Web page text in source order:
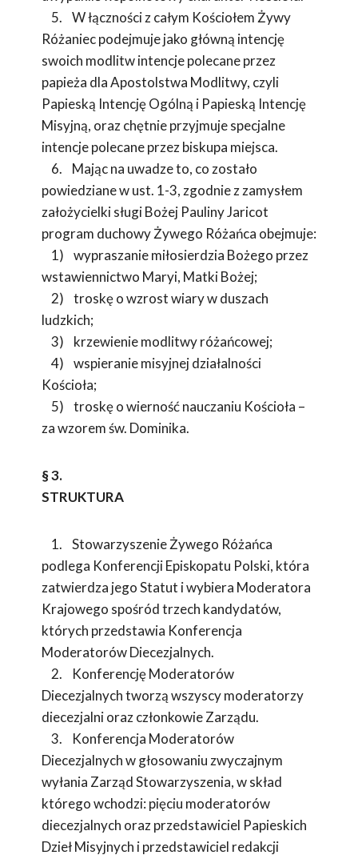
5. W łączności z całym Kościołem Żywy
Różaniec podejmuje jako główną intencję
swoich modlitw intencje polecane przez
papieża dla Apostolstwa Modlitwy, czyli
Papieską Intencję Ogólną i Papieską Intencję
Misyjną, oraz chętnie przyjmuje specjalne
intencje polecane przez biskupa miejsca.
6. Mając na uwadze to, co zostało
powiedziane w ust. 1-3, zgodnie z zamysłem
założycielki sługi Bożej Pauliny Jaricot
program duchowy Żywego Różańca obejmuje:
1) wypraszanie miłosierdzia Bożego przez
wstawiennictwo Maryi, Matki Bożej;
2) troskę o wzrost wiary w duszach
ludzkich;
3) krzewienie modlitwy różańcowej;
4) wspieranie misyjnej działalności
Kościoła;
5) troskę o wierność nauczaniu Kościoła –
za wzorem św. Dominika.
§ 3.
STRUKTURA
1. Stowarzyszenie Żywego Różańca
podlega Konferencji Episkopatu Polski, która
zatwierdza jego Statut i wybiera Moderatora
Krajowego spośród trzech kandydatów,
których przedstawia Konferencja
Moderatorów Diecezjalnych.
2. Konferencję Moderatorów
Diecezjalnych tworzą wszyscy moderatorzy
diecezjalni oraz członkowie Zarządu.
3. Konferencja Moderatorów
Diecezjalnych w głosowaniu zwyczajnym
wyłania Zarząd Stowarzyszenia, w skład
którego wchodzi: pięciu moderatorów
diecezjalnych oraz przedstawiciel Papieskich
Dzieł Misyjnych i przedstawiciel redakcji